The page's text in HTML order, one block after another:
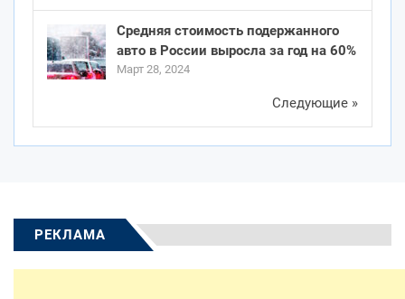
Средняя стоимость подержанного
авто в России выросла за год на 60%
Март 28, 2024
Следующие »
РЕКЛАМА